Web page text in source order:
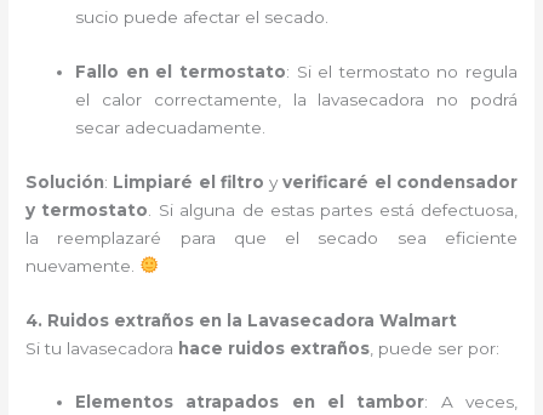
sucio puede afectar el secado.
Fallo en el termostato: Si el termostato no regula
el calor correctamente, la lavasecadora no podrá
secar adecuadamente.
Solución: Limpiaré el filtro yverificaré el condensador
y termostato . Si alguna de estas partes está defectuosa,
la reemplazaré para que el secado sea eficiente
nuevamente.
4. Ruidos extraños en la Lavasecadora Walmart
Si tu lavasecadora hace ruidos extraños , puede ser por:
Elementos atrapados en el tambor: A veces,